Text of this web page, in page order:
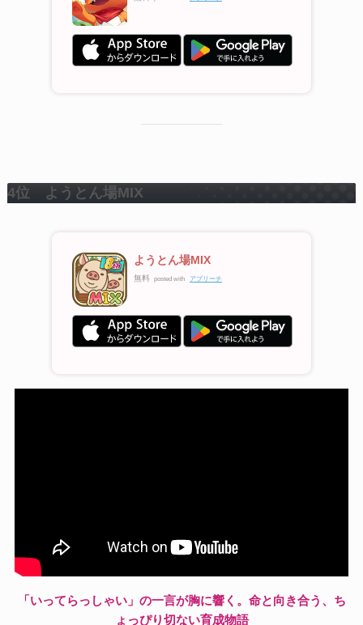
4位 ようとん場MIX
ようとん場MIX
無料 posted with アプリーチ
「いってらっしゃい」の一言が胸に響く。命と向き合う、ち
ょっぴり切ない育成物語